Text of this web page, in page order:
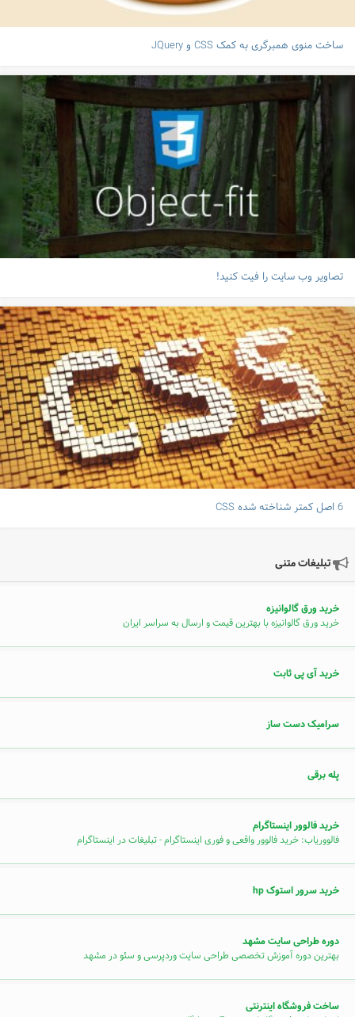
ساخت منوی همبرگری به کمک CSS و JQuery
تصاویر وب سایت را فیت کنید!
6 اصل کمتر شناخته شده CSS
تبلیغات متنی
خرید ورق گالوانیزه
خرید ورق گالوانیزه با بهترین قیمت و ارسال به سراسر ایران
خرید آی پی ثابت
سرامیک دست ساز
پله برقی
خرید فالوور اینستاگرام
فالووریاب: خرید فالوور واقعی و فوری اینستاگرام - تبلیغات در اینستاگرام
خرید سرور استوک hp
دوره طراحی سایت مشهد
بهترین دوره آموزش تخصصی طراحی سایت وردپرسی و سئو در مشهد
ساخت فروشگاه اینترنتی